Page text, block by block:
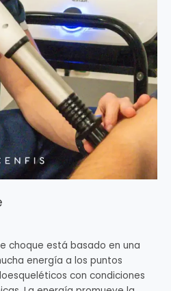
choque está basado en una
energía a los puntos
con condiciones